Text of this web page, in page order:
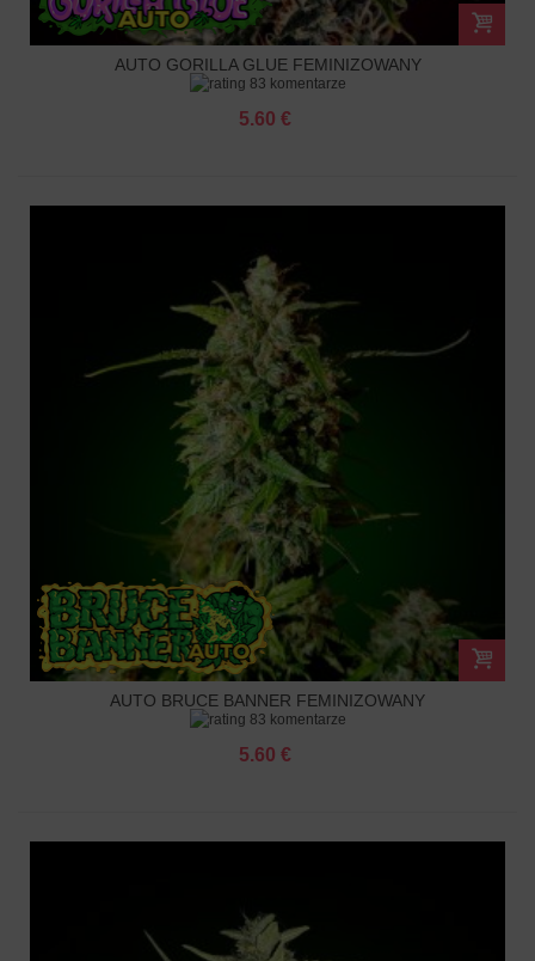
AUTO GORILLA GLUE FEMINIZOWANY
83 komentarze
5.60 €
AUTO BRUCE BANNER FEMINIZOWANY
83 komentarze
5.60 €